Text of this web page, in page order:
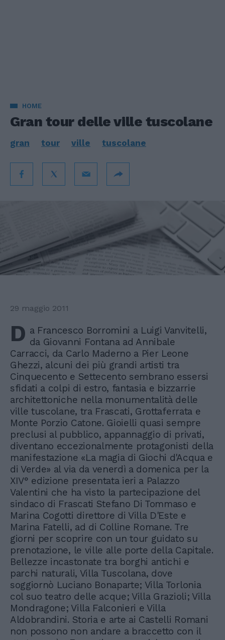
HOME
Gran tour delle ville tuscolane
gran tour ville tuscolane
29 maggio 2011
D a Francesco Borromini a Luigi Vanvitelli,
da Giovanni Fontana ad Annibale
Carracci, da Carlo Maderno a Pier Leone
Ghezzi, alcuni dei più grandi artisti tra
Cinquecento e Settecento sembrano essersi
sfidati a colpi di estro, fantasia e bizzarrie
architettoniche nella monumentalità delle
ville tuscolane, tra Frascati, Grottaferrata e
Monte Porzio Catone. Gioielli quasi sempre
preclusi al pubblico, appannaggio di privati,
diventano eccezionalmente protagonisti della
manifestazione «La magia di Giochi d'Acqua e
di Verde» al via da venerdì a domenica per la
XIV° edizione presentata ieri a Palazzo
Valentini che ha visto la partecipazione del
sindaco di Frascati Stefano Di Tommaso e
Marina Cogotti direttore di Villa D'Este e
Marina Fatelli, ad di Colline Romane. Tre
giorni per scoprire con un tour guidato su
prenotazione, le ville alle porte della Capitale.
Bellezze incastonate tra borghi antichi e
parchi naturali, Villa Tuscolana, dove
soggiornò Luciano Bonaparte; Villa Torlonia
col suo teatro delle acque; Villa Grazioli; Villa
Mondragone; Villa Falconieri e Villa
Aldobrandini. Storia e arte ai Castelli Romani
non possono non andare a braccetto con il